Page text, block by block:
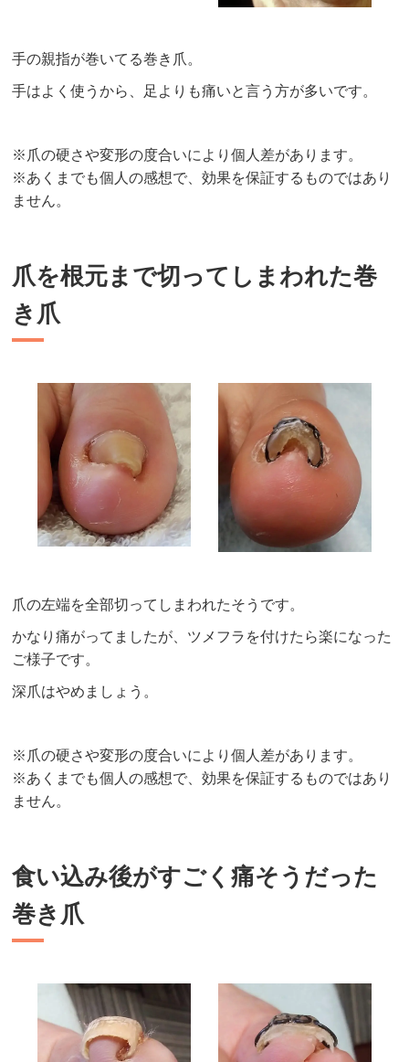
手の親指が巻いてる巻き爪。
手はよく使うから、足よりも痛いと言う方が多いです。
※爪の硬さや変形の度合いにより個人差があります。
※あくまでも個人の感想で、効果を保証するものではあり
ません。
爪を根元まで切ってしまわれた巻
き爪
爪の左端を全部切ってしまわれたそうです。
かなり痛がってましたが、ツメフラを付けたら楽になった
ご様子です。
深爪はやめましょう。
※爪の硬さや変形の度合いにより個人差があります。
※あくまでも個人の感想で、効果を保証するものではあり
ません。
食い込み後がすごく痛そうだった
巻き爪